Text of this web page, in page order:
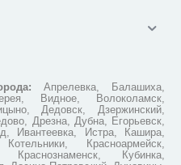
Апрелевка, Балашиха,
Видное, Волоколамск,
Дедовск, Дзержинский,
Дрезна, Дубна, Егорьевск,
Ивантеевка, Истра, Кашира,
Красноармейск,
Краснознаменск, Кубинка,